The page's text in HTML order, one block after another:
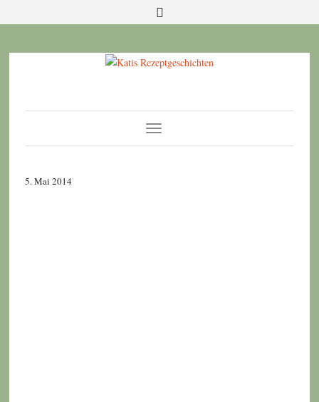
Toggle
Navigation
5. Mai 2014